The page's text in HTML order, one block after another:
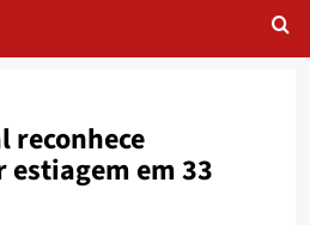
reconhece
em 33